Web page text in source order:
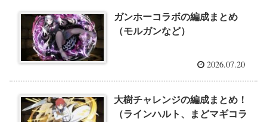
ガンホーコラボの編成まとめ
（モルガンなど）
2026.07.20
大樹チャレンジの編成まとめ！
（ラインハルト、まどマギコラ